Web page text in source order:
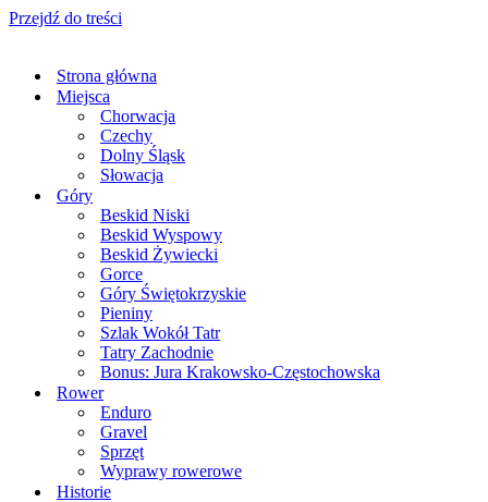
Przejdź do treści
Strona główna
Miejsca
Chorwacja
Czechy
Dolny Śląsk
Słowacja
Góry
Beskid Niski
Beskid Wyspowy
Beskid Żywiecki
Gorce
Góry Świętokrzyskie
Pieniny
Szlak Wokół Tatr
Tatry Zachodnie
Bonus: Jura Krakowsko-Częstochowska
Rower
Enduro
Gravel
Sprzęt
Wyprawy rowerowe
Historie